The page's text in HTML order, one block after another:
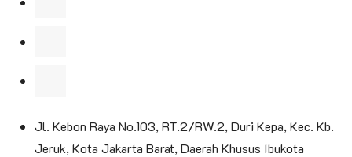
Jl. Kebon Raya No.103, RT.2/RW.2, Duri Kepa, Kec. Kb.
Jeruk, Kota Jakarta Barat, Daerah Khusus Ibukota